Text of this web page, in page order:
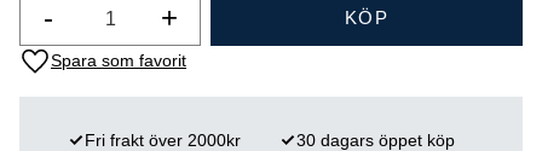
+
- KÖP
Lägg till i favoriter
Fri frakt över 2000kr
30 dagars öppet köp